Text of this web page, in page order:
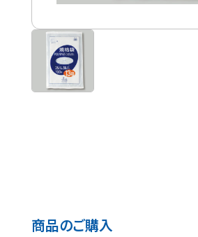
商品のご購入